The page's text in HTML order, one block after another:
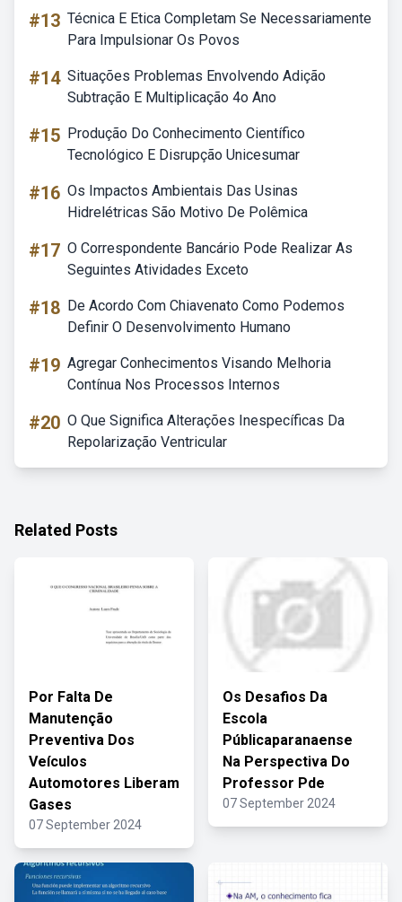
#13 Técnica E Etica Completam Se Necessariamente
Para Impulsionar Os Povos
#14 Situações Problemas Envolvendo Adição
Subtração E Multiplicação 4o Ano
#15 Produção Do Conhecimento Científico
Tecnológico E Disrupção Unicesumar
#16 Os Impactos Ambientais Das Usinas
Hidrelétricas São Motivo De Polêmica
#17 O Correspondente Bancário Pode Realizar As
Seguintes Atividades Exceto
#18 De Acordo Com Chiavenato Como Podemos
Definir O Desenvolvimento Humano
#19 Agregar Conhecimentos Visando Melhoria
Contínua Nos Processos Internos
#20 O Que Significa Alterações Inespecíficas Da
Repolarização Ventricular
Related Posts
Por Falta De
Manutenção
Preventiva Dos
Veículos
Automotores Liberam
Gases
07 September 2024
Os Desafios Da
Escola
Públicaparanaense
Na Perspectiva Do
Professor Pde
07 September 2024